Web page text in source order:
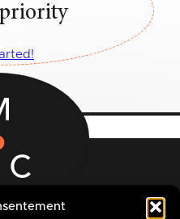
Quatre Fils Aymon